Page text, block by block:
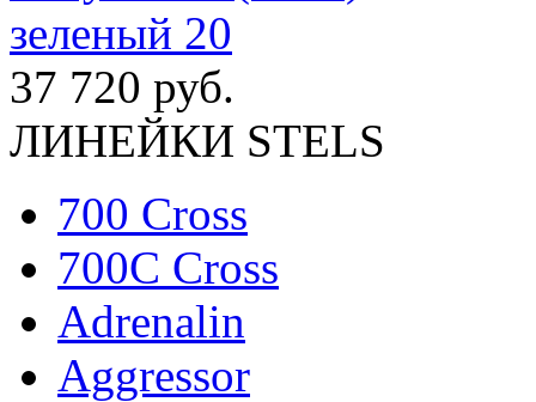
37 720 руб.
ЛИНЕЙКИ STELS
700 Cross
700C Cross
Adrenalin
Aggressor